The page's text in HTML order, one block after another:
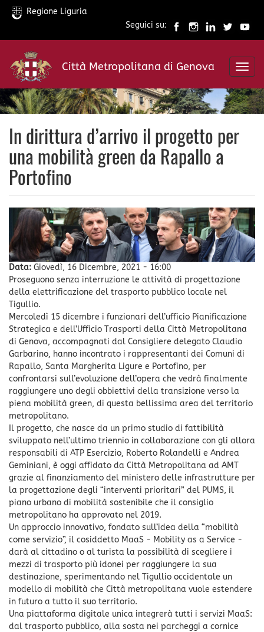
Salta
contenuto
principale
Regione Liguria
Seguici su:
Città Metropolitana di Genova
In dirittura d’arrivo il progetto per
una mobilità green da Rapallo a
Portofino
Data: Giovedì, 16 Dicembre, 2021 - 16:00
Proseguono senza interruzione le attività di progettazione
della elettrificazione del trasporto pubblico locale nel
Tigullio.
Mercoledì 15 dicembre i funzionari dell’ufficio Pianificazione
Strategica e dell’Ufficio Trasporti della Città Metropolitana
di Genova, accompagnati dal Consigliere delegato Claudio
Garbarino, hanno incontrato i rappresentanti dei Comuni di
Rapallo, Santa Margherita Ligure e Portofino, per
confrontarsi sull’evoluzione dell’opera che vedrà finalmente
raggiungere uno degli obbiettivi della transizione verso la
piena mobilità green, di questa bellissima area del territorio
metropolitano.
Il progetto, che nasce da un primo studio di fattibilità
sviluppato nell’ultimo triennio in collaborazione con gli allora
responsabili di ATP Esercizio, Roberto Rolandelli e Andrea
Geminiani, è oggi affidato da Città Metropolitana ad AMT
grazie al finanziamento del ministero delle infrastrutture per
la progettazione degli “interventi prioritari” del PUMS, il
piano urbano di mobilità sostenibile che il consiglio
metropolitano ha approvato nel 2019.
Un approccio innovativo, fondato sull’idea della “mobilità
come servizio”, il cosiddetto MaaS - Mobility as a Service -
darà al cittadino o al turista la possibilità di scegliere i
mezzi di trasporto più idonei per raggiungere la sua
destinazione, sperimentando nel Tigullio occidentale un
modello di mobilità che Città metropolitana vuole estendere
in futuro a tutto il suo territorio.
Una piattaforma digitale unica integrerà tutti i servizi MaaS:
dal trasporto pubblico, alla sosta nei parcheggi a cornice